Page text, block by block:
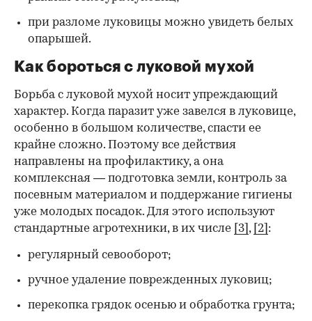
при разломе луковицы можно увидеть белых
опарышей.
Как бороться с луковой мухой
Борьба с луковой мухой носит упреждающий
характер. Когда паразит уже завелся в луковице,
особенно в большом количестве, спасти ее
крайне сложно. Поэтому все действия
направлены на профилактику, а она
комплексная — подготовка земли, контроль за
посевным материалом и поддержание гигиены
уже молодых посадок. Для этого используют
стандартные агротехники, в их числе
[3] , [2] :
регулярный севооборот;
ручное удаление поврежденных луковиц;
перекопка грядок осенью и обработка грунта;